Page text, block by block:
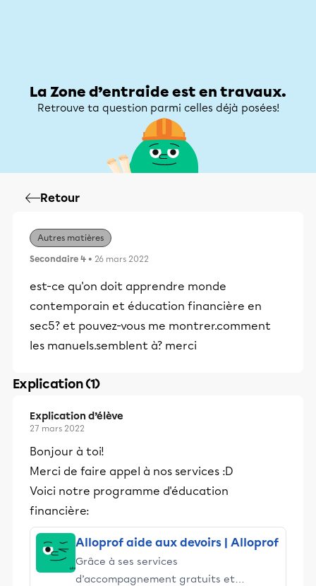
La Zone d’entraide est en travaux.
Retrouve ta question parmi celles déjà posées!
Retour
Autres matières
Secondaire 4 • 26 mars 2022
est-ce qu'on doit apprendre monde
contemporain et éducation financière en
sec5? et pouvez-vous me montrer.comment
les manuels.semblent à? merci
Explication (1)
Explication d’élève
27 mars 2022
Bonjour à toi!
Merci de faire appel à nos services :D
Voici notre programme d'éducation
financière:
Alloprof aide aux devoirs | Alloprof
Grâce à ses services
d’accompagnement gratuits et